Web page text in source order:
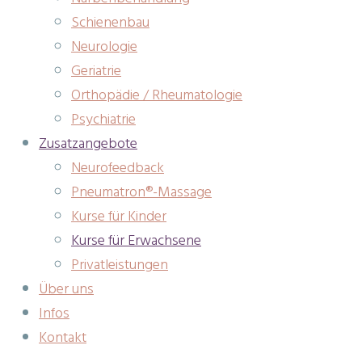
Schienenbau
Neurologie
Geriatrie
Orthopädie / Rheumatologie
Psychiatrie
Zusatzangebote
Neurofeedback
Pneumatron®-Massage
Kurse für Kinder
Kurse für Erwachsene
Privatleistungen
Über uns
Infos
Kontakt